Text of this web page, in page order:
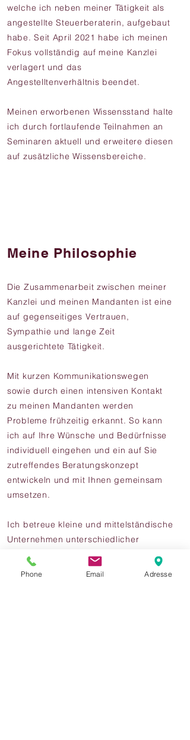
welche ich neben meiner Tätigkeit als
angestellte Steuerberaterin, aufgebaut
habe. Seit April 2021 habe ich meinen
Fokus vollständig auf meine Kanzlei
verlagert und das
Angestelltenverhältnis beendet.
Meinen erworbenen Wissensstand halte
ich durch fortlaufende Teilnahmen an
Seminaren aktuell und erweitere diesen
auf zusätzliche Wissensbereiche.
Meine Philosophie
Die Zusammenarbeit zwischen meiner
Kanzlei und meinen Mandanten ist eine
auf gegenseitiges Vertrauen,
Sympathie und lange Zeit
ausgerichtete Tätigkeit.
Mit kurzen Kommunikationswegen
sowie durch einen intensiven Kontakt
zu meinen Mandanten werden
Probleme frühzeitig erkannt. So kann
ich auf Ihre Wünsche und Bedürfnisse
individuell eingehen und ein auf Sie
zutreffendes Beratungskonzept
entwickeln und mit Ihnen gemeinsam
umsetzen.
Ich betreue kleine und mittelständische
Unternehmen unterschiedlicher
Rechtsformen und Branchen. Dabei
steht die ganzheitliche Betreuung im
Phone Email Adresse